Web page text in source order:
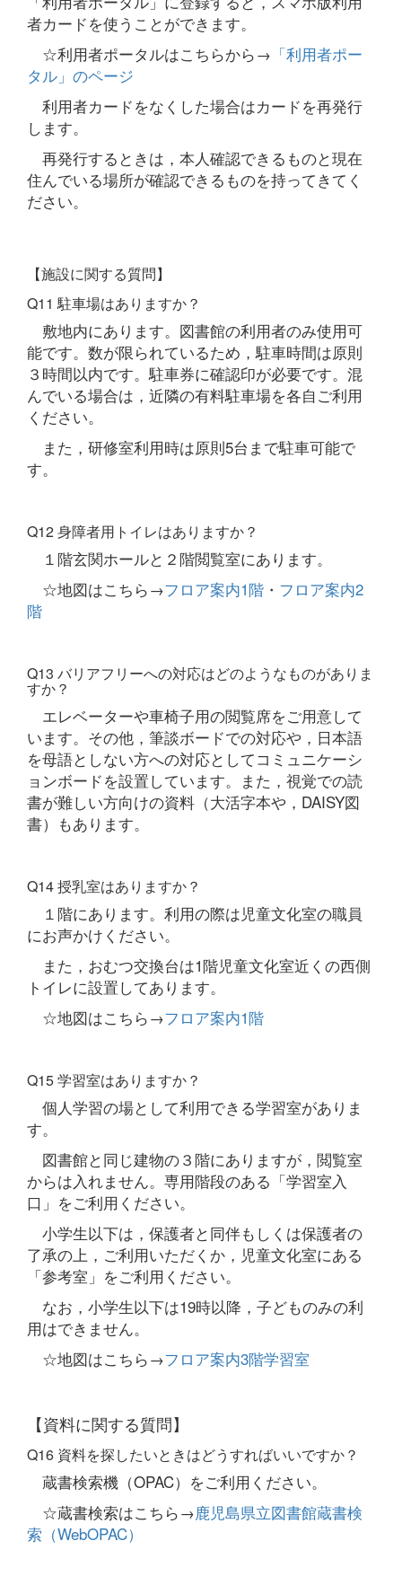
者カードを使うことができます。
☆利用者ポータルはこちらから→ 「利用者ポー
タル」のページ
利用者カードをなくした場合はカードを再発行
します。
再発行するときは，本人確認できるものと現在
住んでいる場所が確認できるものを持ってきてく
ださい。
【施設に関する質問】
Q11 駐車場はありますか？
敷地内にあります。図書館の利用者のみ使用可
能です。数が限られているため，駐車時間は原則
３時間以内です。駐車券に確認印が必要です。混
んでいる場合は，近隣の有料駐車場を各自ご利用
ください。
また，研修室利用時は原則5台まで駐車可能で
す。
Q12 身障者用トイレはありますか？
１階玄関ホールと２階閲覧室にあります。
☆地図はこちら→フロア案内1階 ・ フロア案内2
階
Q13 バリアフリーへの対応はどのようなものがありま
すか？
エレベーターや車椅子用の閲覧席をご用意して
います。その他，筆談ボードでの対応や，日本語
を母語としない方への対応としてコミュニケーシ
ョンボードを設置しています。また，視覚での読
書が難しい方向けの資料（大活字本や，DAISY図
書）もあります。
Q14 授乳室はありますか？
１階にあります。利用の際は児童文化室の職員
にお声かけください。
また，おむつ交換台は1階児童文化室近くの西側
トイレに設置してあります。
☆地図はこちら→フロア案内1階
Q15 学習室はありますか？
個人学習の場として利用できる学習室がありま
す。
図書館と同じ建物の３階にありますが，閲覧室
からは入れません。専用階段のある「学習室入
口」をご利用ください。
小学生以下は，保護者と同伴もしくは保護者の
了承の上，ご利用いただくか，児童文化室にある
「参考室」をご利用ください。
なお，小学生以下は19時以降，子どものみの利
用はできません。
☆地図はこちら→フロア案内3階学習室
【資料に関する質問】
Q16 資料を探したいときはどうすればいいですか？
蔵書検索機（OPAC）をご利用ください。
☆蔵書検索はこちら→鹿児島県立図書館蔵書検
索（WebOPAC）